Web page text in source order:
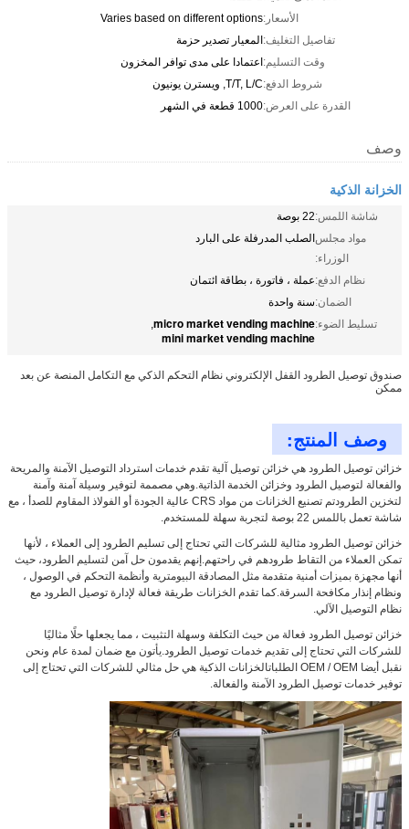
الأسعار:Varies based on different options
تفاصيل التغليف:المعيار تصدير حزمة
وقت التسليم:اعتمادا على مدى توافر المخزون
شروط الدفع:T/T, L/C, ويسترن يونيون
القدرة على العرض:1000 قطعة في الشهر
وصف
الخزانة الذكية
شاشة اللمس:22 بوصة
مواد مجلس
الوزراء:
الصلب المدرفلة على البارد
نظام الدفع:عملة ، فاتورة ، بطاقة ائتمان
الضمان:سنة واحدة
تسليط الضوء:micro market vending machine
,
mini market vending machine
صندوق توصيل الطرود القفل الإلكتروني نظام التحكم الذكي مع التكامل المنصة عن بعد
ممكن
وصف المنتج:
خزائن توصيل الطرود هي خزائن توصيل آلية تقدم خدمات استرداد التوصيل الآمنة والمريحة
والفعالة لتوصيل الطرود وخزائن الخدمة الذاتية.وهي مصممة لتوفير وسيلة آمنة وآمنة
لتخزين الطرودتم تصنيع الخزانات من مواد CRS عالية الجودة أو الفولاذ المقاوم للصدأ ، مع
شاشة تعمل باللمس 22 بوصة لتجربة سهلة للمستخدم.
خزائن توصيل الطرود مثالية للشركات التي تحتاج إلى تسليم الطرود إلى العملاء ، لأنها
تمكن العملاء من التقاط طرودهم في راحتهم.إنهم يقدمون حل آمن لتسليم الطرود، حيث
أنها مجهزة بميزات أمنية متقدمة مثل المصادقة البيومترية وأنظمة التحكم في الوصول ،
ونظام إنذار مكافحة السرقة.كما تقدم الخزانات طريقة فعالة لإدارة توصيل الطرود مع
نظام التوصيل الآلي.
خزائن توصيل الطرود فعالة من حيث التكلفة وسهلة التثبيت ، مما يجعلها حلًا مثاليًا
للشركات التي تحتاج إلى تقديم خدمات توصيل الطرود.يأتون مع ضمان لمدة عام ونحن
نقبل أيضا OEM / OEM الطلباتالخزانات الذكية هي حل مثالي للشركات التي تحتاج إلى
توفير خدمات توصيل الطرود الآمنة والفعالة.